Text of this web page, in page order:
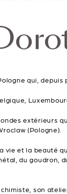
qui, depuis
extérieurs
(Pologne).
vie et la beauté
du
son